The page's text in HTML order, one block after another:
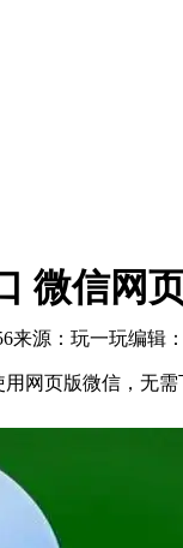
微信网
来源：玩一玩编辑
网页版微信，无